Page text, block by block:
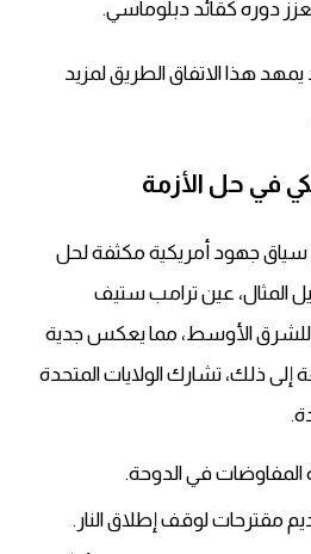
دوره كقائد دبلوماسي.
يمهد هذا الاتفاق الطريق لمزيد
في حل الأزمة
سياق جهود أمريكية مكثفة لحل
المثال، عين ترامب ستيف
الأوسط، مما يعكس جدية
إلى ذلك، تشارك الولايات المتحدة
المفاوضات في الدوحة.
مقترحات لوقف إطلاق النار.